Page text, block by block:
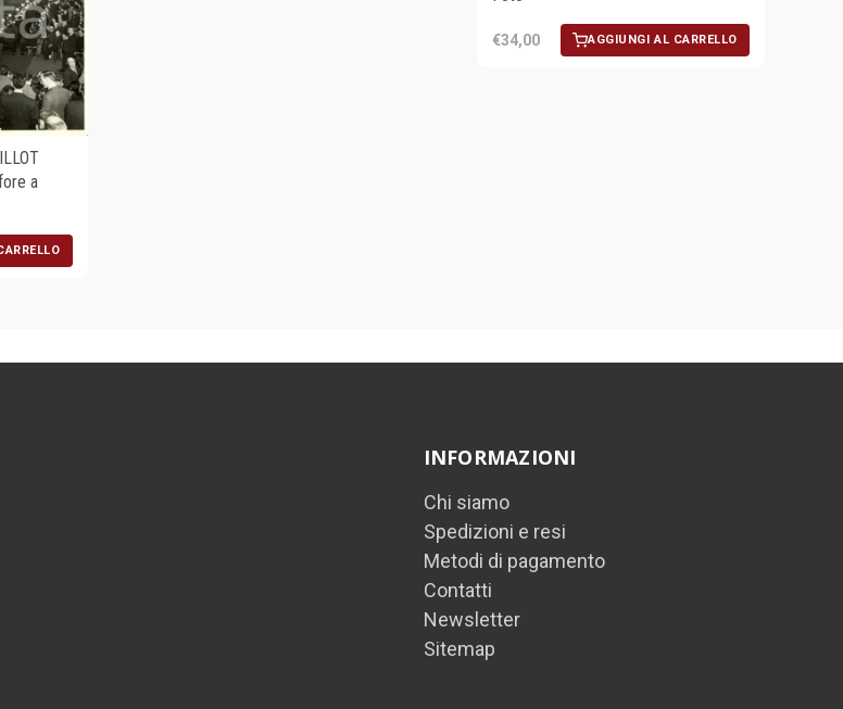
€34,00 AGGIUNGI AL CARRELLO
a
INFORMAZIONI
Chi siamo
Spedizioni e resi
Metodi di pagamento
Contatti
Newsletter
Sitemap